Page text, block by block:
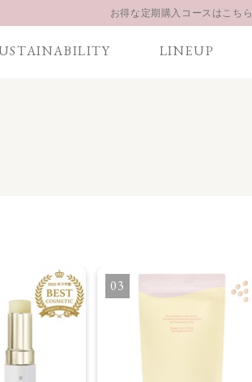
お得な定期購入コースはこちら
LINEUP
3